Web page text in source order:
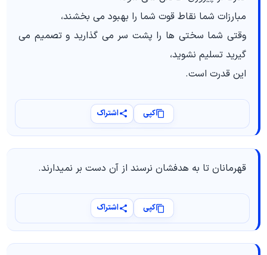
مبارزات شما نقاط قوت شما را بهبود می بخشند،
وقتی شما سختی ها را پشت سر می گذارید و تصمیم می
گیرید تسلیم نشوید،
این قدرت است.
کپی اشتراک
قهرمانان تا به هدفشان نرسند از آن دست بر نمیدارند.
کپی اشتراک